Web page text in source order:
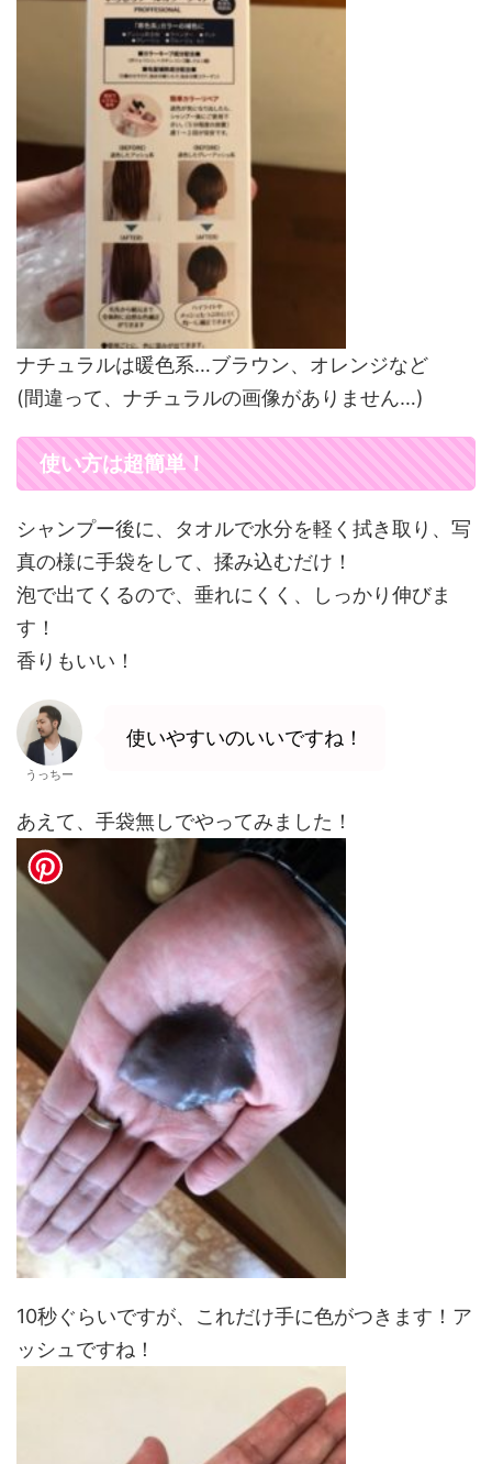
ナチュラルは暖色系…ブラウン、オレンジなど
(間違って、ナチュラルの画像がありません…)
使い方は超簡単！
シャンプー後に、タオルで水分を軽く拭き取り、写
真の様に手袋をして、揉み込むだけ！
泡で出てくるので、垂れにくく、しっかり伸びま
す！
香りもいい！
うっちー
使いやすいのいいですね！
あえて、手袋無しでやってみました！
10秒ぐらいですが、これだけ手に色がつきます！ア
ッシュですね！